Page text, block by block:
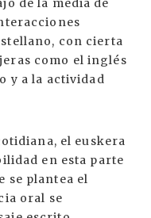
de la media de
con cierta
como el inglés
y a la actividad
el euskera
en esta parte
se plantea el
oral se